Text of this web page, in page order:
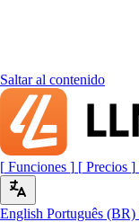
Saltar al contenido
[ Funciones ] [ Precios ]
English Português (BR)